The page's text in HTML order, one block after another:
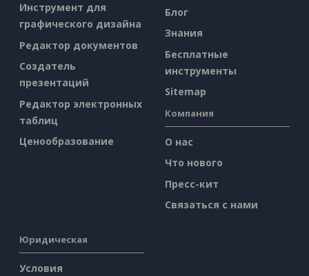
Инструмент для
графического дизайна
Редактор документов
Создатель
презентаций
Редактор электронных
таблиц
Ценообразование
Блог
Знания
Бесплатные
инструменты
Sitemap
Компания
О нас
Что нового
Пресс-кит
Связаться с нами
Юридическая
Условия